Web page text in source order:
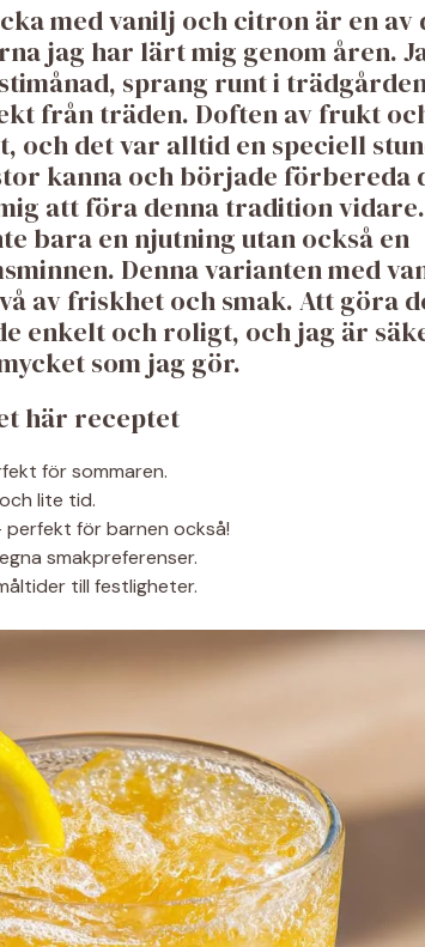
med vanilj och citron är en av
jag har lärt mig genom åren.
sprang runt i
från träden. Doften av frukt
och det var alltid en speciell
kanna och började förbereda
att föra denna tradition vidare.
bara en njutning utan också en
Denna varianten med
av friskhet och smak. Att göra
enkelt och roligt, och jag är
som jag gör.
här receptet
för sommaren.
lite tid.
perfekt för barnen också!
smakpreferenser.
till festligheter.